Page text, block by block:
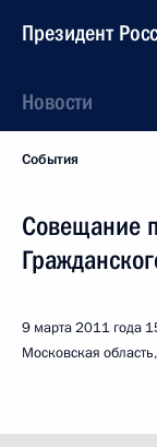
Президент
Новости
События
Совещание
9 марта 2011 года
Московская